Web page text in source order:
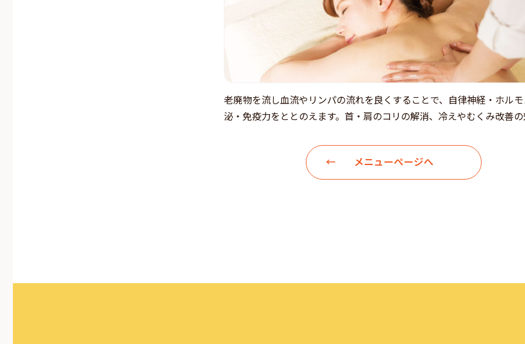
老廃物を流し血流やリンパの流れを良くすることで、自律神経・ホル
泌・免疫力をととのえます。首・肩のコリの解消、冷えやむくみ改善
メニューページへ